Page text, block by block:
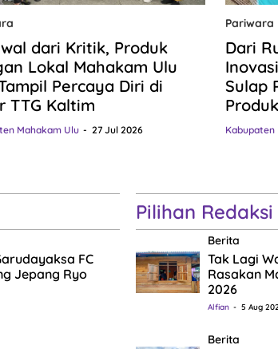
dari Kritik, Produk
Lokal Mahakam Ulu
Percaya Diri di
TTG Kaltim
Mahakam Ulu 27 Jul 2026
Pariwara
Dari
Sulap
Kabupaten
FC
Jepang Ryo
Pilihan Redaksi
Berita
Tak Lagi
Rasakan
2026
Alfian 5 Aug
Berita